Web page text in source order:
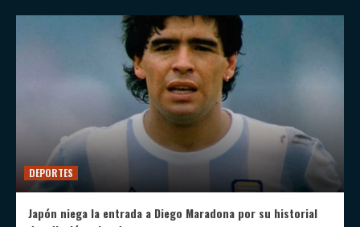
DEPORTES
Japón niega la entrada a Diego Maradona por su historial